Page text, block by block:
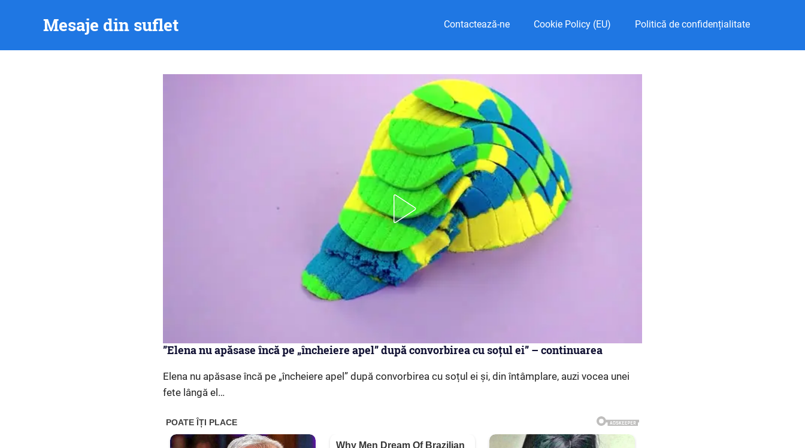
Mesaje din suflet Contactează-ne Cookie Policy (EU) Politică de confidențialitate
”Elena nu apăsase încă pe „încheiere apel” după convorbirea cu soțul ei” – continuarea
Elena nu apăsase încă pe „încheiere apel” după convorbirea cu soțul ei și, din întâmplare, auzi vocea unei
fete lângă el…